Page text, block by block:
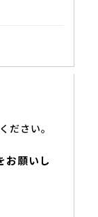
ださい。
お願いし